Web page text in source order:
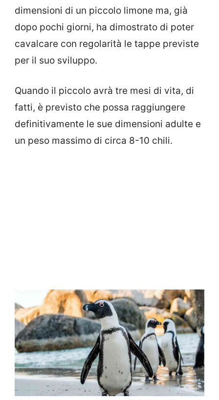
dimensioni di un piccolo limone ma, già
dopo pochi giorni, ha dimostrato di poter
cavalcare con regolarità le tappe previste
per il suo sviluppo.
Quando il piccolo avrà tre mesi di vita, di
fatti, è previsto che possa raggiungere
definitivamente le sue dimensioni adulte e
un peso massimo di circa 8-10 chili.